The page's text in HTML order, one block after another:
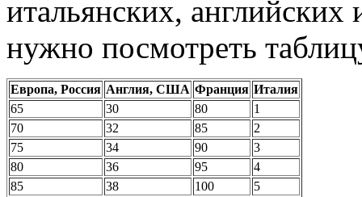
итальянских,
нужно посмотреть
Европа, Россия Англия, США Франция Италия
65
30 80
1
70
32 85
2
75
34 90
3
80
36 95
4
85
38 100
5